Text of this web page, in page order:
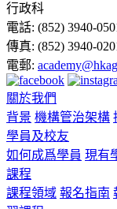
行政科
電話: (852) 3940-
傳真: (852) 3940-
電郵:
關於我們
背景 機構管治架構
學員及校友
如何成爲學員 現有
課程
課程領域 報名指南